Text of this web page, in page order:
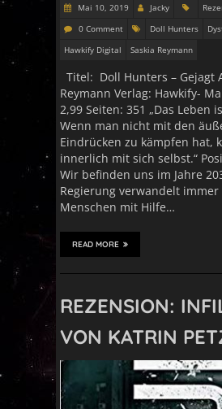
Mai 10, 2019 Jacky
0 Comment
Doll Hunters
Hawkify Digital
Saskia Reymann
Titel: Doll Hunters – Gejagt
Reymann Verlag: Hawkify-
2,99 Seiten: 351 „Das Leben
Wenn man nicht mit den
Eindrücken zu kämpfen hat,
innerlich mit sich selbst.“
Wir befinden uns im Jahre
Regierung verwandelt
Menschen mit Hilfe…
READ MORE
REZENSION:
VON KATRIN